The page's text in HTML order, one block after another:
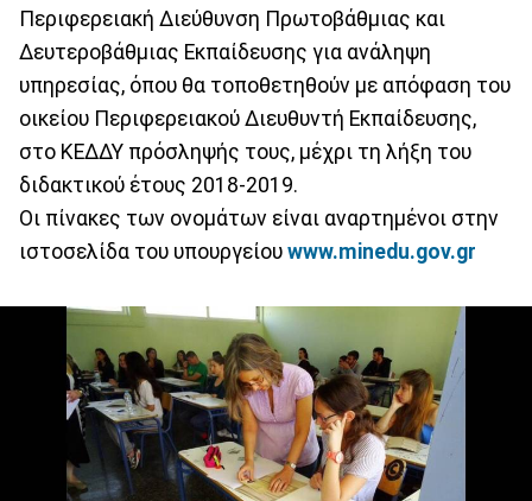
Περιφερειακή Διεύθυνση Πρωτοβάθμιας και
Δευτεροβάθμιας Εκπαίδευσης για ανάληψη
υπηρεσίας, όπου θα τοποθετηθούν με απόφαση του
οικείου Περιφερειακού Διευθυντή Εκπαίδευσης,
στο ΚΕΔΔΥ πρόσληψής τους, μέχρι τη λήξη του
διδακτικού έτους 2018-2019.
Οι πίνακες των ονομάτων είναι αναρτημένοι στην
ιστοσελίδα του υπουργείου www.minedu.gov.gr